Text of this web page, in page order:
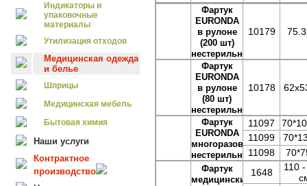
Индикаторы и
упаковочные
материалы
Утилизация отходов
Медицинская одежда
и белье
Шприцы
Медицинская мебель
Бытовая химия
Наши услуги
Контрактное
производство
Фартук
EURONDA
в рулоне
(200 шт)
нестерильный
10179
Фартук
EURONDA
в рулоне
(80 шт)
нестерильный
10178
Фартук
EURONDA
многоразовый
нестерильный
11097
11099
11098
Фартук
медицинский
1648
110